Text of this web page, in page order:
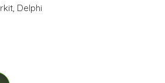
, Delphi